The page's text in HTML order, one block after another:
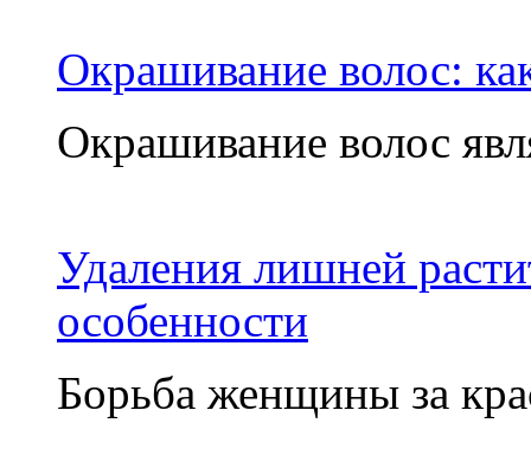
Окрашивание волос:
Окрашивание волос
Удаления лишней
особенности
Борьба женщины за